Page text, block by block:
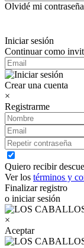
Olvidé mi contraseña
Iniciar sesión
Continuar como
Crear una cuenta
×
Registrarme
Quiero recibir
Ver los términos y
Finalizar registro
o iniciar sesión
×
Aceptar